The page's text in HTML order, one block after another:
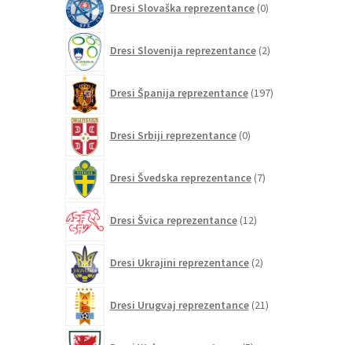
Dresi Slovaška reprezentance 0izdelkov
Dresi Slovenija reprezentance 2izdelka
Dresi Španija reprezentance 197izdelkov
Dresi Srbiji reprezentance 0izdelkov
Dresi Švedska reprezentance 7izdelkov
Dresi Švica reprezentance 12izdelkov
Dresi Ukrajini reprezentance 2izdelka
Dresi Urugvaj reprezentance 21izdelkov